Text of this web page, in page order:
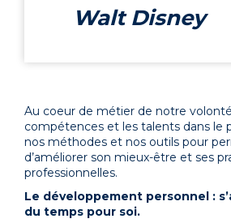
Walt Disney
Au coeur de métier de notre
compétences et les talents dans le
nos méthodes et nos outils pour
d’améliorer son mieux-être et ses
professionnelles.
Le développement personnel :
du temps pour soi.